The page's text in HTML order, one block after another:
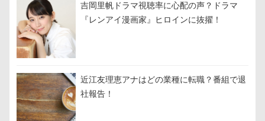
吉岡里帆ドラマ視聴率に心配の声？ドラマ
『レンアイ漫画家』ヒロインに抜擢！
近江友理恵アナはどの業種に転職？番組で退
社報告！